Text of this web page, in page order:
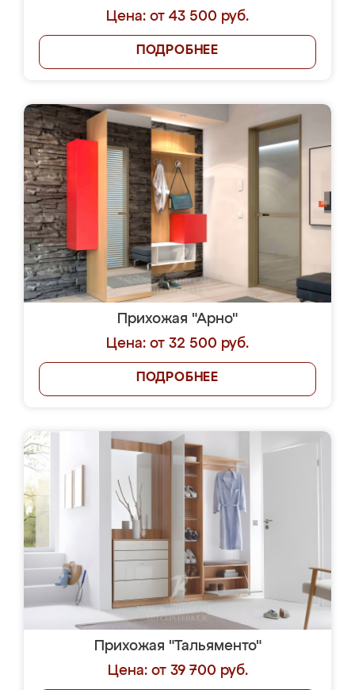
Цена: от 43 500 руб.
ПОДРОБНЕЕ
Прихожая "Арно"
Цена: от 32 500 руб.
ПОДРОБНЕЕ
Прихожая "Тальяменто"
Цена: от 39 700 руб.